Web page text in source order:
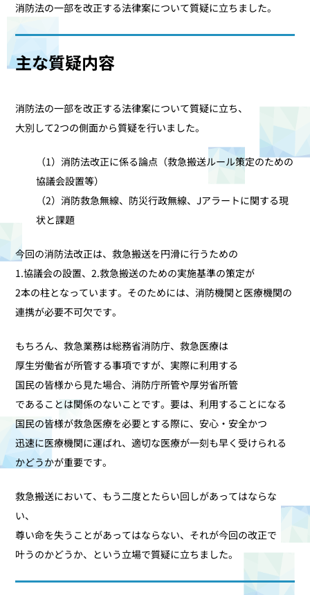
消防法の一部を改正する法律案について質疑に立ちました。
主な質疑内容
消防法の一部を改正する法律案について質疑に立ち、
大別して2つの側面から質疑を行いました。
（1）消防法改正に係る論点（救急搬送ルール策定のための
協議会設置等）
（2）消防救急無線、防災行政無線、Jアラートに関する現
状と課題
今回の消防法改正は、救急搬送を円滑に行うための
1.協議会の設置、2.救急搬送のための実施基準の策定が
2本の柱となっています。そのためには、消防機関と医療機関の
連携が必要不可欠です。
もちろん、救急業務は総務省消防庁、救急医療は
厚生労働省が所管する事項ですが、実際に利用する
国民の皆様から見た場合、消防庁所管や厚労省所管
であることは関係のないことです。要は、利用することになる
国民の皆様が救急医療を必要とする際に、安心・安全かつ
迅速に医療機関に運ばれ、適切な医療が一刻も早く受けられる
かどうかが重要です。
救急搬送において、もう二度とたらい回しがあってはならな
い、
尊い命を失うことがあってはならない、それが今回の改正で
叶うのかどうか、という立場で質疑に立ちました。